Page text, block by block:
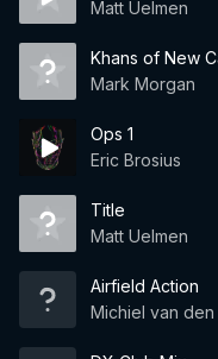
Matt Uelmen
Khans of New
Mark Morgan
Ops 1
Eric Brosius
Title
Matt Uelmen
Airfield Action
Michiel van den